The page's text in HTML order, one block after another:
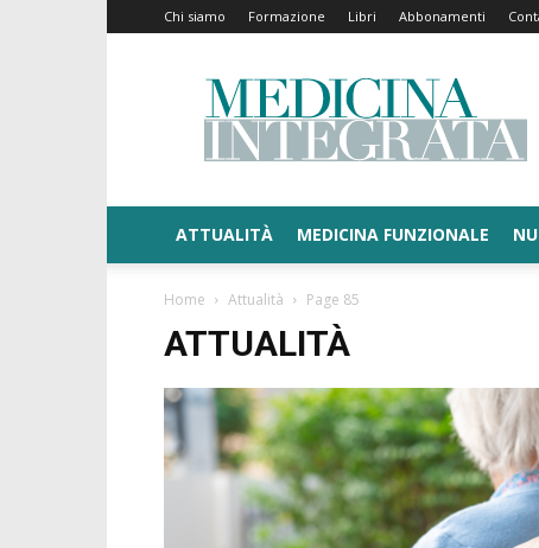
Chi siamo Formazione Libri Abbonamenti
Medicina
Integrata
ATTUALITÀ MEDICINA FUNZIONALE
Home Attualità Page 85
ATTUALITÀ